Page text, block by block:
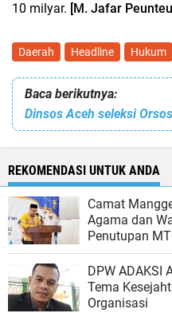
10 milyar. [M. Jafar
Daerah Headline Hukum
Baca berikutnya:
REKOMENDASI UNTUK ANDA
Camat
Agama dan
Penutupan
DPW ADAKSI
Tema
Organisasi